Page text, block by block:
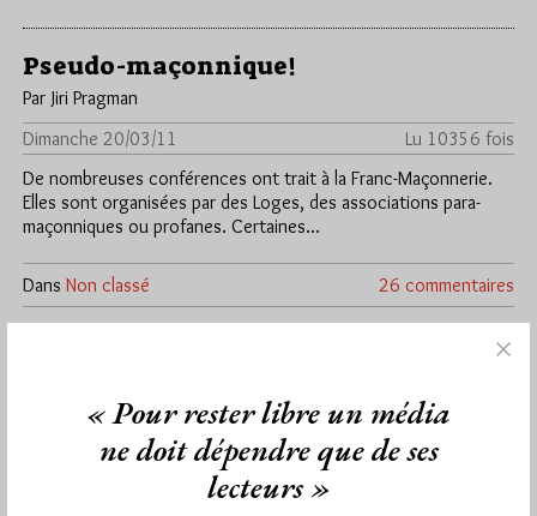
Pseudo-maçonnique!
Par Jiri Pragman
Dimanche 20/03/11
Lu 10356 fois
De nombreuses conférences ont trait à la Franc-Maçonnerie.
Elles sont organisées par des Loges, des associations para-
maçonniques ou profanes. Certaines…
Dans Non classé 26 commentaires
Hier jeudi 6 août 2026, Hiram.be a reçu1 672 visites
2 608 pages ont été lues (Source : Pirsch.io)
« Pour rester libre un média
ne doit dépendre que de ses
lecteurs »